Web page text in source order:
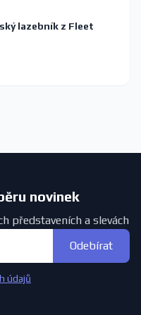
lazebník z Fleet
novinek
představeních a slevách
Odebírat
údajů